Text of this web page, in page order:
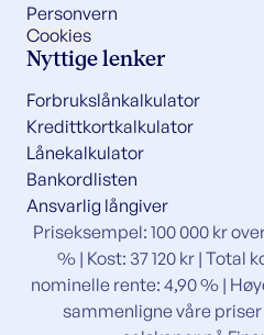
Personvern
Cookies
Nyttige lenker
Forbrukslånkalkulator
Kredittkortkalkulator
Lånekalkulator
Bankordlisten
Ansvarlig långiver
Priseksempel: 100 000 kr
% | Kost: 37 120 kr | Total
nominelle rente: 4,90 % |
sammenligne våre